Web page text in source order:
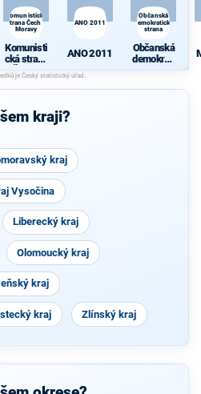
Komunistická
strana Čech a
Moravy
Komunisti
cká strana
Čech a
Moravy
ANO 2011
ANO 2011
Občanská
demokratická
strana
Občanská
demokrati
cká strana
kraji?
kraj
Vysočina
Liberecký kraj
Olomoucký kraj
kraj
kraj Zlínský kraj